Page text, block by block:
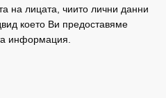
на лицата, чиито лични данни
което Ви предоставяме
информация.